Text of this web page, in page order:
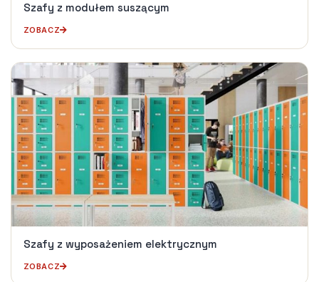
Szafy z modułem suszącym
ZOBACZ
Szafy z wyposażeniem elektrycznym
ZOBACZ